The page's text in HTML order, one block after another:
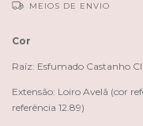
MEIOS DE ENVIO
Cor
Raíz: Esfumado Castanho
Extensão: Loiro Avelã (cor
referência 12.89)